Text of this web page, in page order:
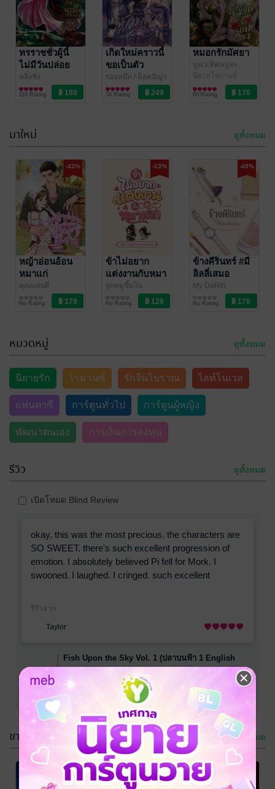
ทรวง
กระต่ายเงาจันทร์
นิยายรัก
105 Rating
ทะลุมิติมาเป็น
พระเอกที่ผิดต่อ
คนทั้งใต้หล้า
และผิดต่อเจ้า
แบบพิเศษใส่ไข่
เล่ม2 [จบ]
DarkQueenLiLith
นิยายวาย Boy
Love / Yaoi
88 Rating
ทรราชชั่วผู้นี้
ไม่มีวันปล่อย
เจ้าไป
หลิ่งชิง
นิยายรักจีนโบราณ
118 Rating
เกิดใหม่คราวนี้
ขอเป็นตัว
มารดาไร้ใจ
รอยหมึก / ม็อคนิญ่า
นิยายรัก
34 Rating
หมอกรักมัศยา
นูน่าเลิฟหมูทะ
นิยายโรมานซ์
60 Rating
เฌอแตม | Je
t’aime
ส้มผัก
นิยายรัก
35 Rating
รางปกปักษ์
สามห้า
นิยายโรมานซ์
148 Rating
มาใหม่ ดูทั้งหมด
-43%
หญ้าอ่อนอ้อน
หมาแก่
คุณแสนดี
(Khunsaendee)/
Ruby's World
นิยายโรมานซ์
No Rating
-13%
ข้าไม่อยาก
แต่งงานกับหมา
เด็ก เล่ม 1
ลูกหมูขี้มโน
นิยายรักจีนโบราณ
No Rating
-49%
ข้างคีรินทร์ #มี
ลิลลี่เสมอ
My DaRin
No Rating
ไม่โปรดสามีเก่า
love.
เนื้อแก้ว
นิยายรัก
ยามบุปผาร่วง
นิยายวาย Boy
หมวดหมู่ ดูทั้งหมด
นิยายรัก โรมานซ์ รักจีนโบราณ ไลท์โนเวล
แฟนตาซี การ์ตูนทั่วไป การ์ตูนผู้หญิง
พัฒนาตนเอง การเงินการลงทุน
รีวิว ดูทั้งหมด
เปิดโหมด Blind Review
okay, this was the most precious. the characters are
SO SWEET. there's such excellent progression of
emotion. I absolutely believed Pi fell for Mork. I
swooned. I laughed. I cringed. such excellent
to read book two.
I also really really loved how book one gave us an
HEA but was open for the story to continue. it didn't
feel rushed. it was perfection.
รีวิวจาก
Taylor
Fish Upon the Sky Vol. 1 (ปลาบนฟ้า 1 English
Version)
นิยายวาย Boy Love / Yaoi
4.9 คะแนน
จาก 22 เรตติ้ง
LMAO this novel is HILARIOUS. my favs are Frung's
mom and Yu's dad's insults and their competitive
immature antics. Yu is also so adorable with her
ขายดีใน นิยายทั้งหมด ดูทั้งหมด
-9% -42% -41%